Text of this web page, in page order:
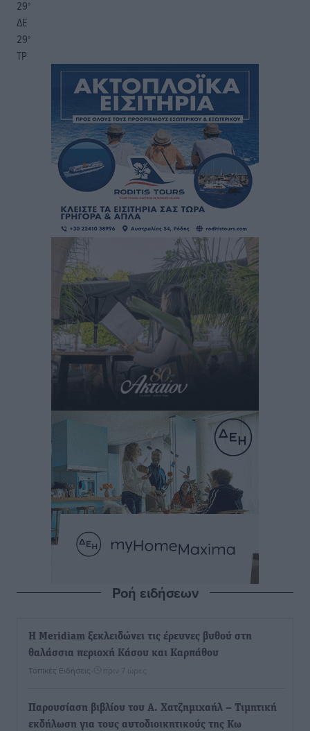
29°
ΔΕ
29°
ΤΡ
Ροή ειδήσεων
Η Meridiam ξεκλειδώνει τις έρευνες βυθού στη
θαλάσσια περιοχή Κάσου και Καρπάθου
Τοπικές Ειδήσεις πριν 7 ώρες
Παρουσίαση βιβλίου του Α. Χατζημιχαήλ – Τιμητική
εκδήλωση για τους αυτοδιοικητικούς της Κω